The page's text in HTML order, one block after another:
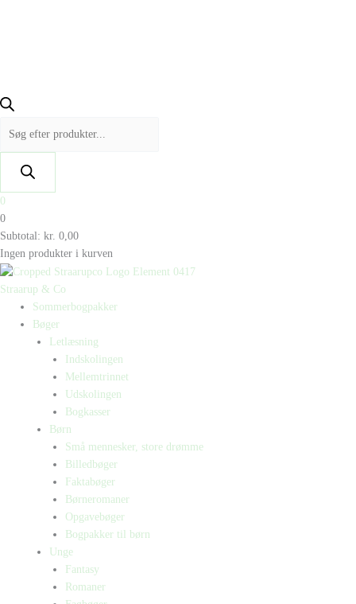
0
0
Subtotal: kr. 0,00
Ingen produkter i kurven
Straarup & Co
Sommerbogpakker
Bøger
Letlæsning
Indskolingen
Mellemtrinnet
Udskolingen
Bogkasser
Børn
Små mennesker, store drømme
Billedbøger
Faktabøger
Børneromaner
Opgavebøger
Bogpakker til børn
Unge
Fantasy
Romaner